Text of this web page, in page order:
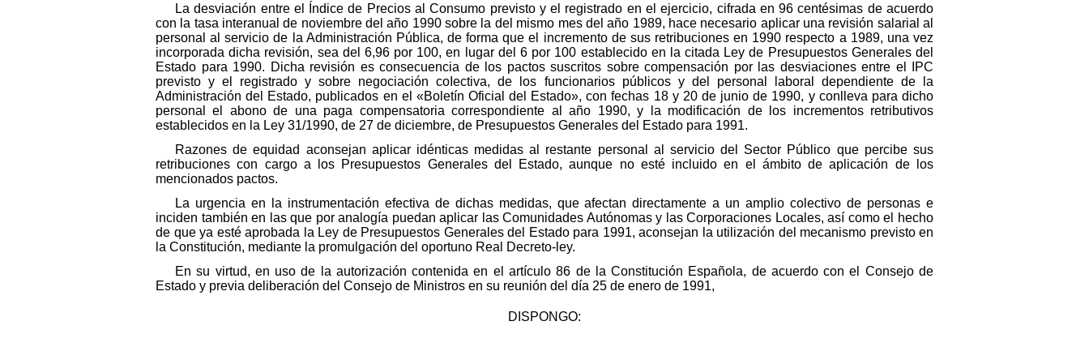
La desviación entre el Índice de Precios al Consumo previsto y el registrado en el ejercicio, cifrada en 96 centésimas de acuerdo
con la tasa interanual de noviembre del año 1990 sobre la del mismo mes del año 1989, hace necesario aplicar una revisión salarial al
personal al servicio de la Administración Pública, de forma que el incremento de sus retribuciones en 1990 respecto a 1989, una vez
incorporada dicha revisión, sea del 6,96 por 100, en lugar del 6 por 100 establecido en la citada Ley de Presupuestos Generales del
Estado para 1990. Dicha revisión es consecuencia de los pactos suscritos sobre compensación por las desviaciones entre el IPC
previsto y el registrado y sobre negociación coIectiva, de los funcionarios públicos y del personal laboral dependiente de la
Administración del Estado, publicados en el «Boletín Oficial del Estado», con fechas 18 y 20 de junio de 1990, y conlleva para dicho
personal el abono de una paga compensatoria correspondiente al año 1990, y la modificación de los incrementos retributivos
establecidos en la Ley 31/1990, de 27 de diciembre, de Presupuestos Generales del Estado para 1991.
Razones de equidad aconsejan aplicar idénticas medidas al restante personal al servicio del Sector Público que percibe sus
retribuciones con cargo a los Presupuestos Generales del Estado, aunque no esté incluido en el ámbito de aplicación de los
mencionados pactos.
La urgencia en la instrumentación efectiva de dichas medidas, que afectan directamente a un amplio colectivo de personas e
inciden también en las que por analogía puedan aplicar las Comunidades Autónomas y las Corporaciones Locales, así como el hecho
de que ya esté aprobada la Ley de Presupuestos Generales del Estado para 1991, aconsejan la utilización del mecanismo previsto en
la Constitución, mediante la promulgación del oportuno Real Decreto-ley.
En su virtud, en uso de la autorización contenida en el artículo 86 de la Constitución Española, de acuerdo con el Consejo de
Estado y previa deliberación del Consejo de Ministros en su reunión del día 25 de enero de 1991,
DISPONGO: